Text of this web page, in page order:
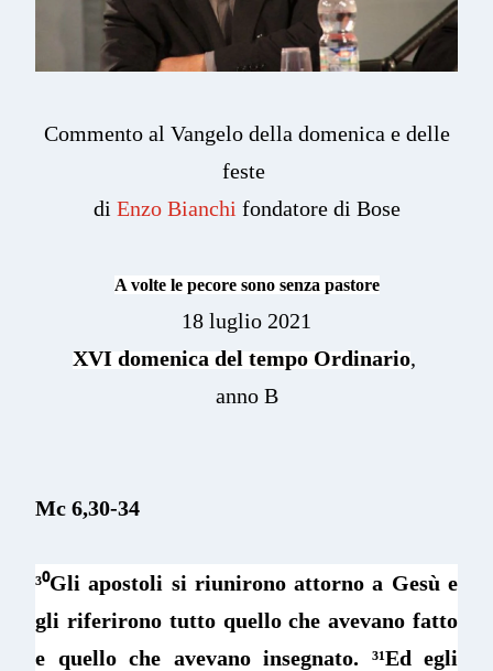
Commento al Vangelo della domenica e delle
feste
di Enzo Bianchi fondatore di Bose
A volte le pecore sono senza pastore
18 luglio 2021
XVI domenica del tempo Ordinario,
anno B
Mc 6,30-34
³⁰Gli apostoli si riunirono attorno a Gesù e
gli riferirono tutto quello che avevano fatto
e quello che avevano insegnato. ³¹Ed egli